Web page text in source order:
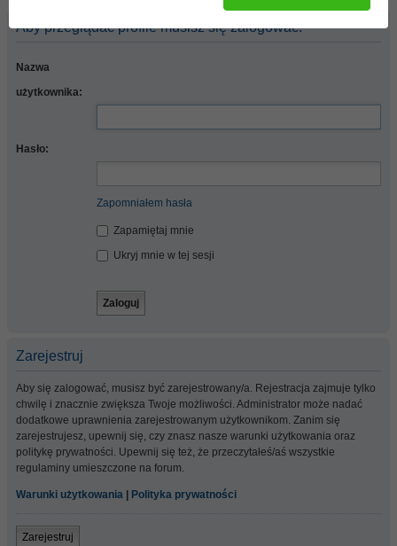
Aby przeglądać profile musisz się zalogować.
Nazwa
użytkownika:
Hasło:
Zapomniałem hasła
Zapamiętaj mnie
Ukryj mnie w tej sesji
Zarejestruj
Aby się zalogować, musisz być zarejestrowany/a. Rejestracja zajmuje tylko
chwilę i znacznie zwiększa Twoje możliwości. Administrator może nadać
dodatkowe uprawnienia zarejestrowanym użytkownikom. Zanim się
zarejestrujesz, upewnij się, czy znasz nasze warunki użytkowania oraz
politykę prywatności. Upewnij się też, że przeczytałeś/aś wszystkie
regulaminy umieszczone na forum.
Warunki użytkowania Polityka prywatności
Zarejestruj